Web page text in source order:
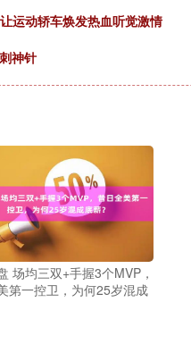
运动轿车焕发热血听觉激情
神针
场均三双+手握3个MVP，
第一控卫，为何25岁混成